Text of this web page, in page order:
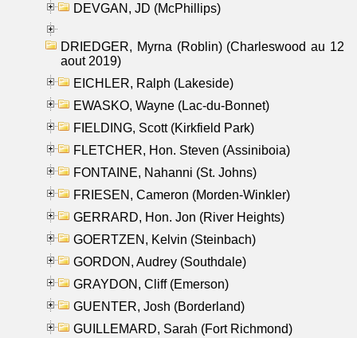
DEVGAN, JD (McPhillips)
DRIEDGER, Myrna (Roblin) (Charleswood au 12
aout 2019)
EICHLER, Ralph (Lakeside)
EWASKO, Wayne (Lac-du-Bonnet)
FIELDING, Scott (Kirkfield Park)
FLETCHER, Hon. Steven (Assiniboia)
FONTAINE, Nahanni (St. Johns)
FRIESEN, Cameron (Morden-Winkler)
GERRARD, Hon. Jon (River Heights)
GOERTZEN, Kelvin (Steinbach)
GORDON, Audrey (Southdale)
GRAYDON, Cliff (Emerson)
GUENTER, Josh (Borderland)
GUILLEMARD, Sarah (Fort Richmond)